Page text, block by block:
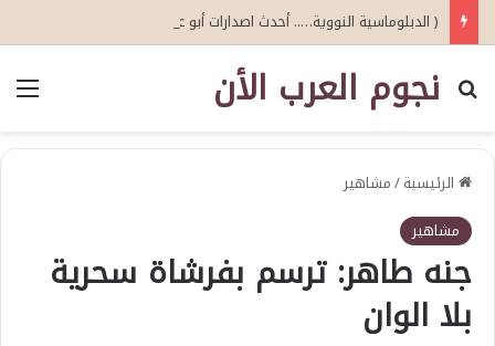
( الدبلوماسية النووية….. أحدث اصدارات أبو عيطة )
نجوم العرب الأن
بحث عن
الرئيسية/مشاهير
مشاهير
جنه طاهر: ترسم بفرشاة سحرية
بلا الوان